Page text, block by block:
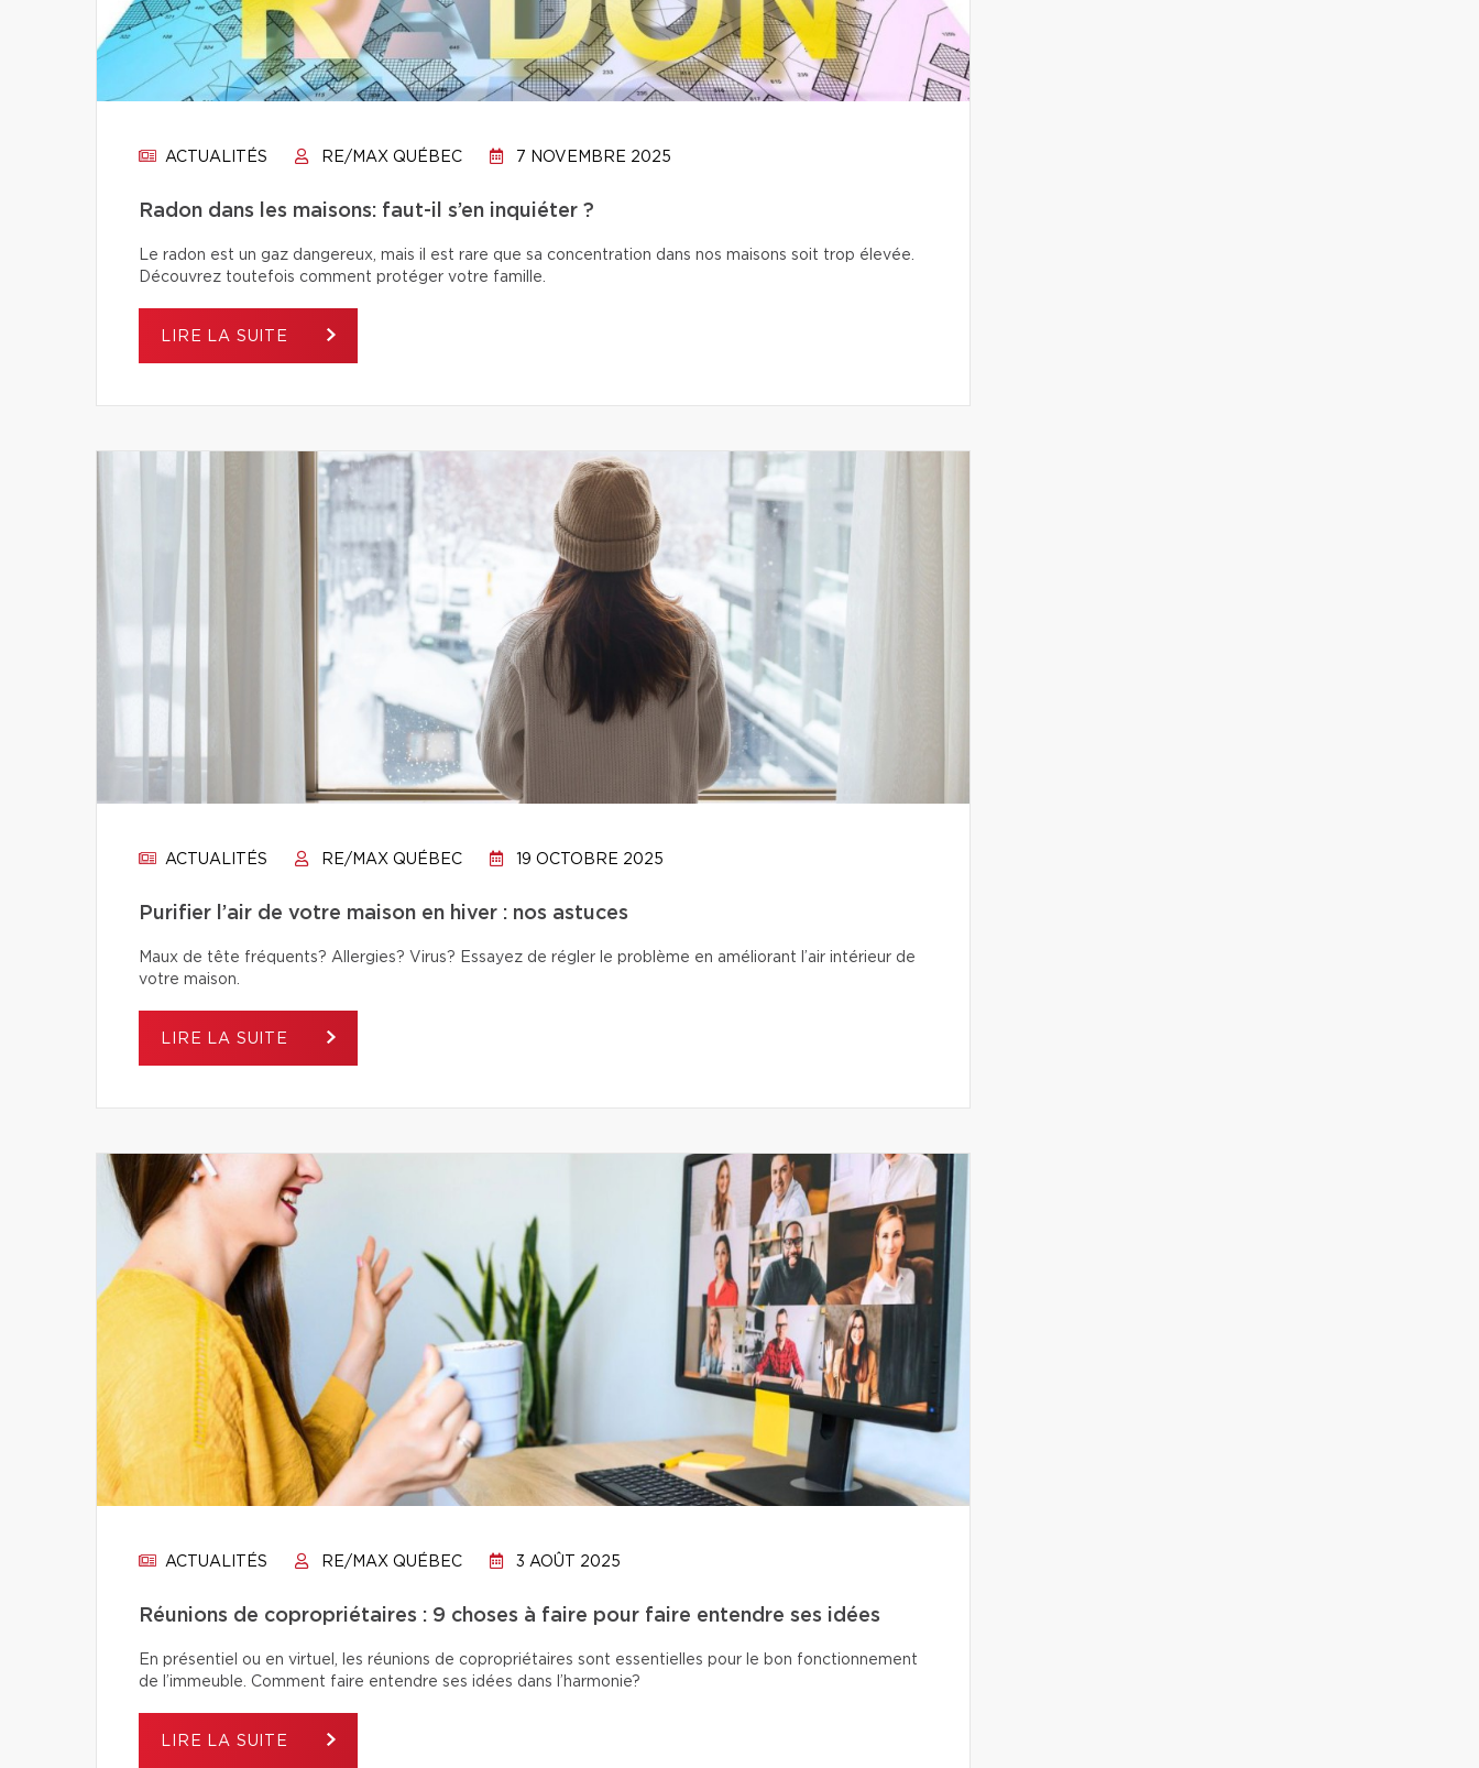
ACTUALITÉS RE/MAX QUÉBEC 7 NOVEMBRE 2025
Radon dans les maisons: faut-il s’en inquiéter ?
Le radon est un gaz dangereux, mais il est rare que sa concentration dans nos maisons soit trop élevée.
Découvrez toutefois comment protéger votre famille.
LIRE LA SUITE
ACTUALITÉS RE/MAX QUÉBEC 19 OCTOBRE 2025
Purifier l’air de votre maison en hiver : nos astuces
Maux de tête fréquents? Allergies? Virus? Essayez de régler le problème en améliorant l’air intérieur de
votre maison.
LIRE LA SUITE
ACTUALITÉS RE/MAX QUÉBEC 3 AOÛT 2025
Réunions de copropriétaires : 9 choses à faire pour faire entendre ses idées
En présentiel ou en virtuel, les réunions de copropriétaires sont essentielles pour le bon fonctionnement
de l’immeuble. Comment faire entendre ses idées dans l’harmonie?
LIRE LA SUITE